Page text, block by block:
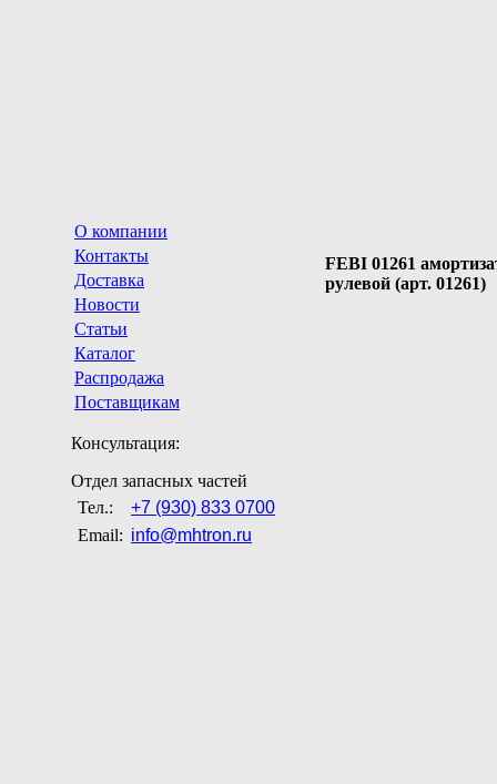
О компании
Контакты
Доставка
Новости
Статьи
Каталог
Распродажа
Поставщикам
Консультация:
Отдел запасных частей
Тел.:
+7 (930) 833 0700
Email: info@mhtron.ru
FEBI 01261
рулевой (арт. 01261)